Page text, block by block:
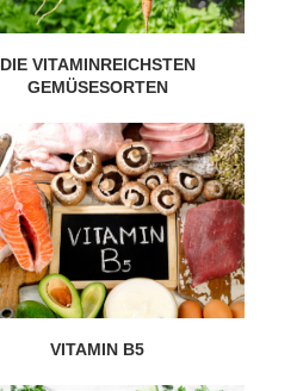
DIE VITAMINREICHSTEN
GEMÜSESORTEN
VITAMIN B5